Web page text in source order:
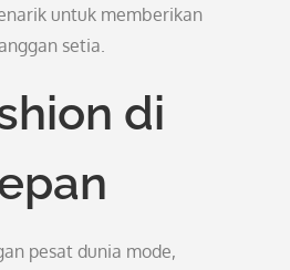
untuk memberikan
setia.
di
pesat dunia mode,